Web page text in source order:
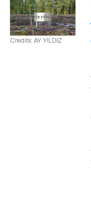
Credits: AY YILDIZ